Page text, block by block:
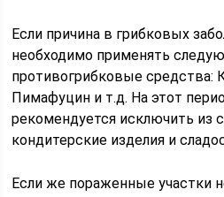
Если причина в грибковых
необходимо применять
противогрибковые средства:
Пимафуцин и т.д. На этот
рекомендуется исключить из
кондитерские изделия и
Если же пораженные участки